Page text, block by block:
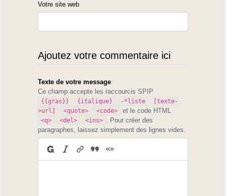
Votre site web
Ajoutez votre commentaire ici
Texte de votre message
Ce champ accepte les raccourcis SPIP
{{gras}} {italique} -*liste
[texte-
>url]
<quote> <code> et le code HTML
<q> <del> <ins>
. Pour créer des
paragraphes, laissez simplement des lignes vides.